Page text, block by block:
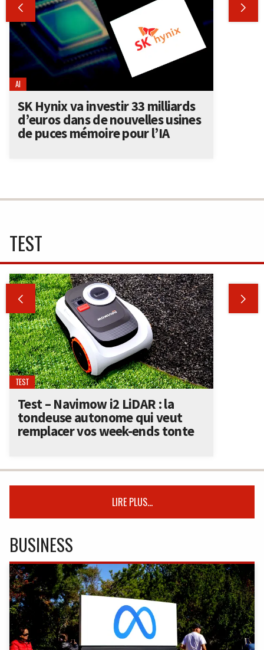
 
AI
SK Hynix va investir 33 milliards
d’euros dans de nouvelles usines
de puces mémoire pour l’IA
TEST
 
TEST
Test – Navimow i2 LiDAR : la
tondeuse autonome qui veut
remplacer vos week-ends tonte
LIRE PLUS...
BUSINESS